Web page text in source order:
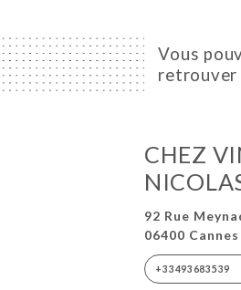
Vous
retrouver
CHEZ
92 Rue
06400
+33493683539